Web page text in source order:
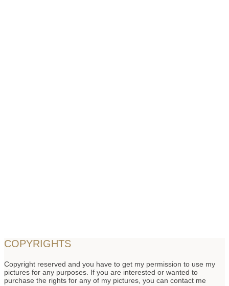
COPYRIGHTS
Copyright reserved and you have to get my permission to use my
pictures for any purposes. If you are interested or wanted to
purchase the rights for any of my pictures, you can contact me